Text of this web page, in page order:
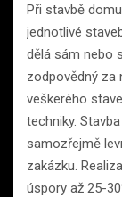
Při stavbě
jednotlivé
dělá sám nebo
zodpovědný za
veškerého
techniky.
samozřejmě
zakázku.
úspory až 25-